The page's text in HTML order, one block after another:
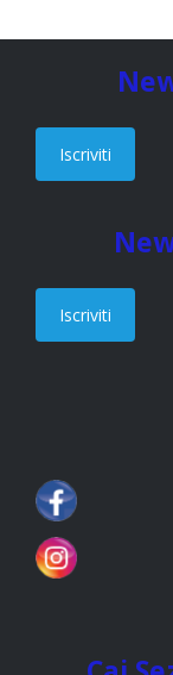
Iscriviti
Iscriviti